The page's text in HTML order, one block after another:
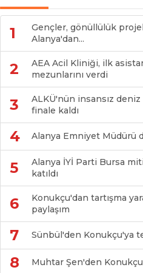
1
Gençler, gönüllülük
Alanya'dan...
2
AEA Acil Kliniği, ilk
mezunlarını verdi
3
ALKÜ'nün insansız deniz
finale kaldı
4 Alanya Emniyet Müdürü
5
Alanya İYİ Parti Bursa
katıldı
6
Konukçu'dan tartışma
paylaşım
7 Sünbül'den Konukçu'ya
8 Muhtar Şen'den